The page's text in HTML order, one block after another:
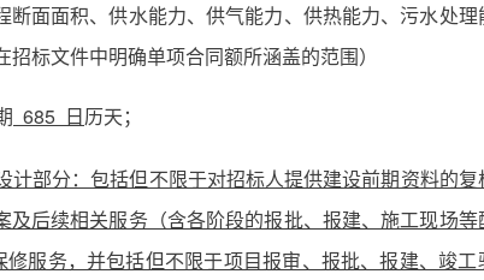
面面积、供水能力、供气能力、供热能力、污水处理
标文件中明确单项合同额所涵盖的范围）
685 日历天；
部分：包括但不限于对招标人提供建设前期资料的复
后续相关服务（含各阶段的报批、报建、施工现场等
服务，并包括但不限于项目报审、报批、报建、竣工